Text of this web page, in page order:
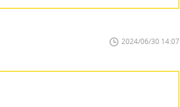
2024/06/30 14:07